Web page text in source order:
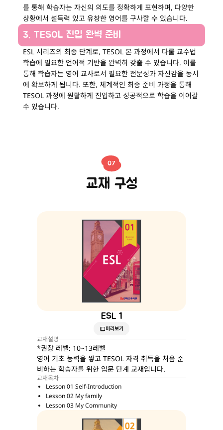
를 통해 학습자는 자신의 의도를 정확하게 표현하며, 다양한
상황에서 설득력 있고 유창한 영어를 구사할 수 있습니다.
3. TESOL 진입 완벽 준비
ESL 시리즈의 최종 단계로, TESOL 본 과정에서 다룰 교수법
학습에 필요한 언어적 기반을 완벽히 갖출 수 있습니다. 이를
통해 학습자는 영어 교사로서 필요한 전문성과 자신감을 동시
에 확보하게 됩니다. 또한, 체계적인 최종 준비 과정을 통해
TESOL 과정에 원활하게 진입하고 성공적으로 학습을 이어갈
수 있습니다.
07
교재 구성
ESL 1
미리보기
교재설명
*권장 레벨: 10~13레벨
영어 기초 능력을 쌓고 TESOL 자격 취득을 처음 준
비하는 학습자를 위한 입문 단계 교재입니다.
교재목차
Lesson 01 Self-Introduction
Lesson 02 My family
Lesson 03 My Community